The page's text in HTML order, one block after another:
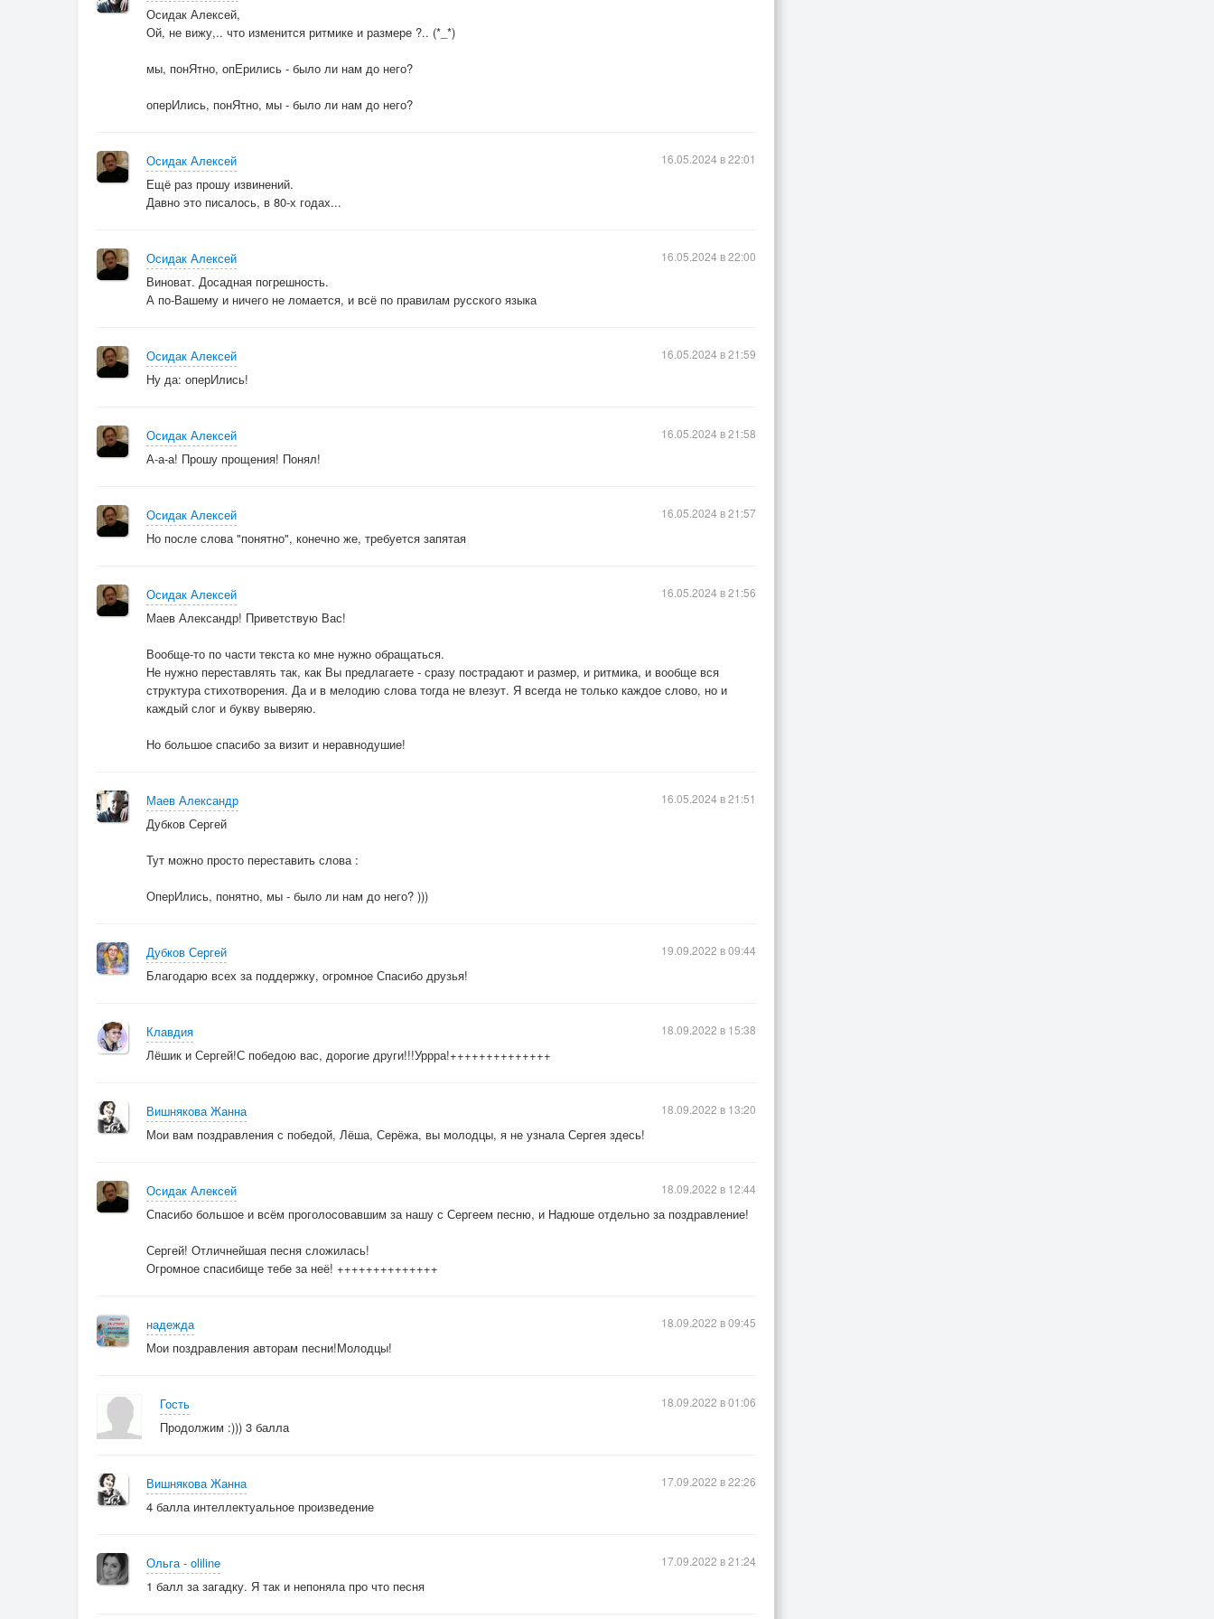
Осидак Алексей,
Ой, не вижу,.. что изменится ритмике и размере ?.. (*_*)
мы, понЯтно, опЕрились - было ли нам до него?
оперИлись, понЯтно, мы - было ли нам до него?
Осидак Алексей
Ещё раз прошу извинений.
Давно это писалось, в 80-х годах...
16.05.2024 в 22:01
Осидак Алексей
Виноват. Досадная погрешность.
А по-Вашему и ничего не ломается, и всё по правилам русского языка
16.05.2024 в 22:00
Осидак Алексей
Ну да: оперИлись!
16.05.2024 в 21:59
Осидак Алексей
А-а-а! Прошу прощения! Понял!
16.05.2024 в 21:58
Осидак Алексей
Но после слова "понятно", конечно же, требуется запятая
16.05.2024 в 21:57
Осидак Алексей
Маев Александр! Приветствую Вас!
Вообще-то по части текста ко мне нужно обращаться.
Не нужно переставлять так, как Вы предлагаете - сразу пострадают и размер, и ритмика, и вообще вся
структура стихотворения. Да и в мелодию слова тогда не влезут. Я всегда не только каждое слово, но и
каждый слог и букву выверяю.
Но большое спасибо за визит и неравнодушие!
16.05.2024 в 21:56
Маев Александр
Дубков Сергей
Тут можно просто переставить слова :
ОперИлись, понятно, мы - было ли нам до него? )))
16.05.2024 в 21:51
Дубков Сергей
Благодарю всех за поддержку, огромное Спасибо друзья!
19.09.2022 в 09:44
Клавдия
Лёшик и Сергей!С победою вас, дорогие други!!!Уррра!++++++++++++++
18.09.2022 в 15:38
Вишнякова Жанна
Мои вам поздравления с победой, Лёша, Серёжа, вы молодцы, я не узнала Сергея здесь!
18.09.2022 в 13:20
Осидак Алексей
Спасибо большое и всём проголосовавшим за нашу с Сергеем песню, и Надюше отдельно за поздравление!
Сергей! Отличнейшая песня сложилась!
Огромное спасибище тебе за неё! ++++++++++++++
18.09.2022 в 12:44
надежда
Мои поздравления авторам песни!Молодцы!
18.09.2022 в 09:45
Гость
Продолжим :))) 3 балла
18.09.2022 в 01:06
Вишнякова Жанна
4 балла интеллектуальное произведение
17.09.2022 в 22:26
Ольга - oliline
1 балл за загадку. Я так и непоняла про что песня
17.09.2022 в 21:24